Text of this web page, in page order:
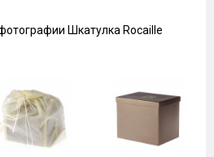
Шкатулка Rocaille